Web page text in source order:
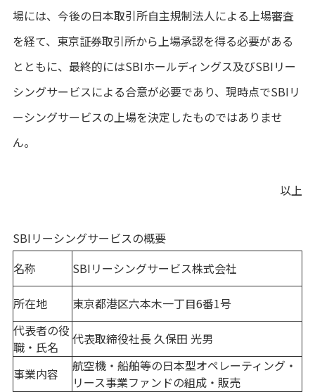
場には、今後の日本取引所自主規制法人による上場審査
を経て、東京証券取引所から上場承認を得る必要がある
とともに、最終的にはSBIホールディングス及びSBIリー
シングサービスによる合意が必要であり、現時点でSBIリ
ーシングサービスの上場を決定したものではありませ
ん。
以上
SBIリーシングサービスの概要
名称
SBIリーシングサービス株式会社
所在地
東京都港区六本木一丁目6番1号
代表者の役
職・氏名
代表取締役社長 久保田 光男
事業内容
航空機・船舶等の日本型オペレーティング・
リース事業ファンドの組成・販売